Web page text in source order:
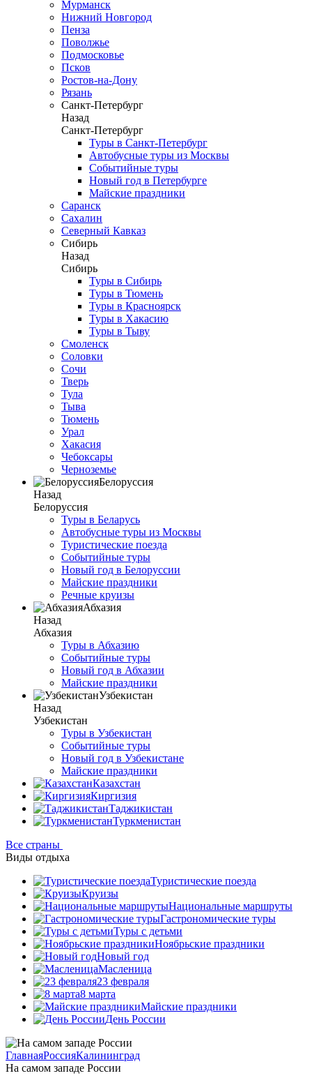
Мурманск
Нижний Новгород
Пенза
Поволжье
Подмосковье
Псков
Ростов-на-Дону
Рязань
Санкт-Петербург
Назад
Санкт-Петербург
Туры в Санкт-Петербург
Автобусные туры из Москвы
Событийные туры
Новый год в Петербурге
Майские праздники
Саранск
Сахалин
Северный Кавказ
Сибирь
Назад
Сибирь
Туры в Сибирь
Туры в Тюмень
Туры в Красноярск
Туры в Хакасию
Туры в Тыву
Смоленск
Соловки
Сочи
Тверь
Тула
Тыва
Тюмень
Урал
Хакасия
Чебоксары
Черноземье
Белоруссия
Назад
Белоруссия
Туры в Беларусь
Автобусные туры из Москвы
Туристические поезда
Событийные туры
Новый год в Белоруссии
Майские праздники
Речные круизы
Абхазия
Назад
Абхазия
Туры в Абхазию
Событийные туры
Новый год в Абхазии
Майские праздники
Узбекистан
Назад
Узбекистан
Туры в Узбекистан
Событийные туры
Новый год в Узбекистане
Майские праздники
Казахстан
Киргизия
Таджикистан
Туркменистан
Все страны
Виды отдыха
Туристические поезда
Круизы
Национальные маршруты
Гастрономические туры
Туры с детьми
Ноябрьские праздники
Новый год
Масленица
23 февраля
8 марта
Майские праздники
День России
ГлавнаяРоссияКалининград
На самом западе России